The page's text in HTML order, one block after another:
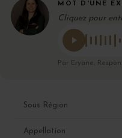
MOT D'UNE
Cliquez pour
Par Eryane,
Sous Région
Appellation